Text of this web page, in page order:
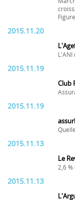
2015.11.20
2015.11.19
Club
2015.11.19
2015.11.13
Le
2,6
2015.11.13